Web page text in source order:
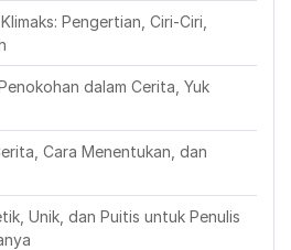
Pengertian, Ciri-Ciri,
dalam Cerita, Yuk
Cara Menentukan, dan
Unik, dan Puitis untuk Penulis